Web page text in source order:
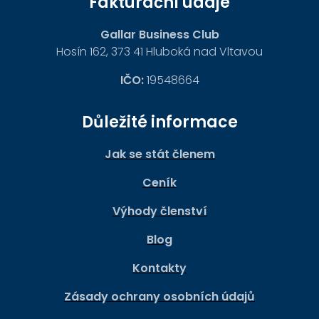
Gallar Business Club
Hosín 162, 373 41 Hluboká nad Vltavou
IČO:19548664
Důležité informace
Jak se stát členem
Ceník
Výhody členství
Blog
Kontakty
Zásady ochrany osobních údajů